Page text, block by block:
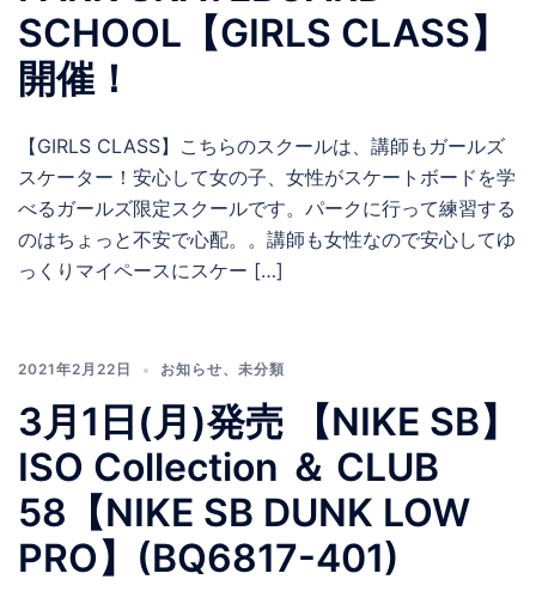
SCHOOL【GIRLS CLASS】
開催！
【GIRLS CLASS】こちらのスクールは、講師もガールズ
スケーター！安心して女の子、女性がスケートボードを学
べるガールズ限定スクールです。パークに行って練習する
のはちょっと不安で心配。。講師も女性なので安心してゆ
っくりマイペースにスケー […]
2021年2月22日 お知らせ、 未分類
3月1日(月)発売 【NIKE SB】
ISO Collection ＆ CLUB
58【NIKE SB DUNK LOW
PRO】(BQ6817-401)